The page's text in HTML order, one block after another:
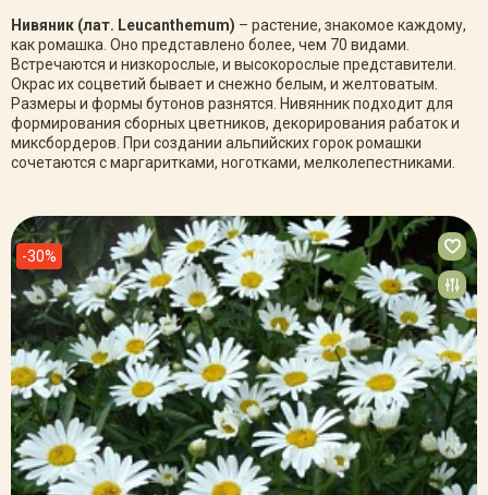
Нивяник (лат. Leucanthemum) – растение, знакомое каждому,
как ромашка. Оно представлено более, чем 70 видами.
Встречаются и низкорослые, и высокорослые представители.
Окрас их соцветий бывает и снежно белым, и желтоватым.
Размеры и формы бутонов разнятся. Нивянник подходит для
формирования сборных цветников, декорирования рабаток и
миксбордеров. При создании альпийских горок ромашки
сочетаются с маргаритками, ноготками, мелколепестниками.
-30%